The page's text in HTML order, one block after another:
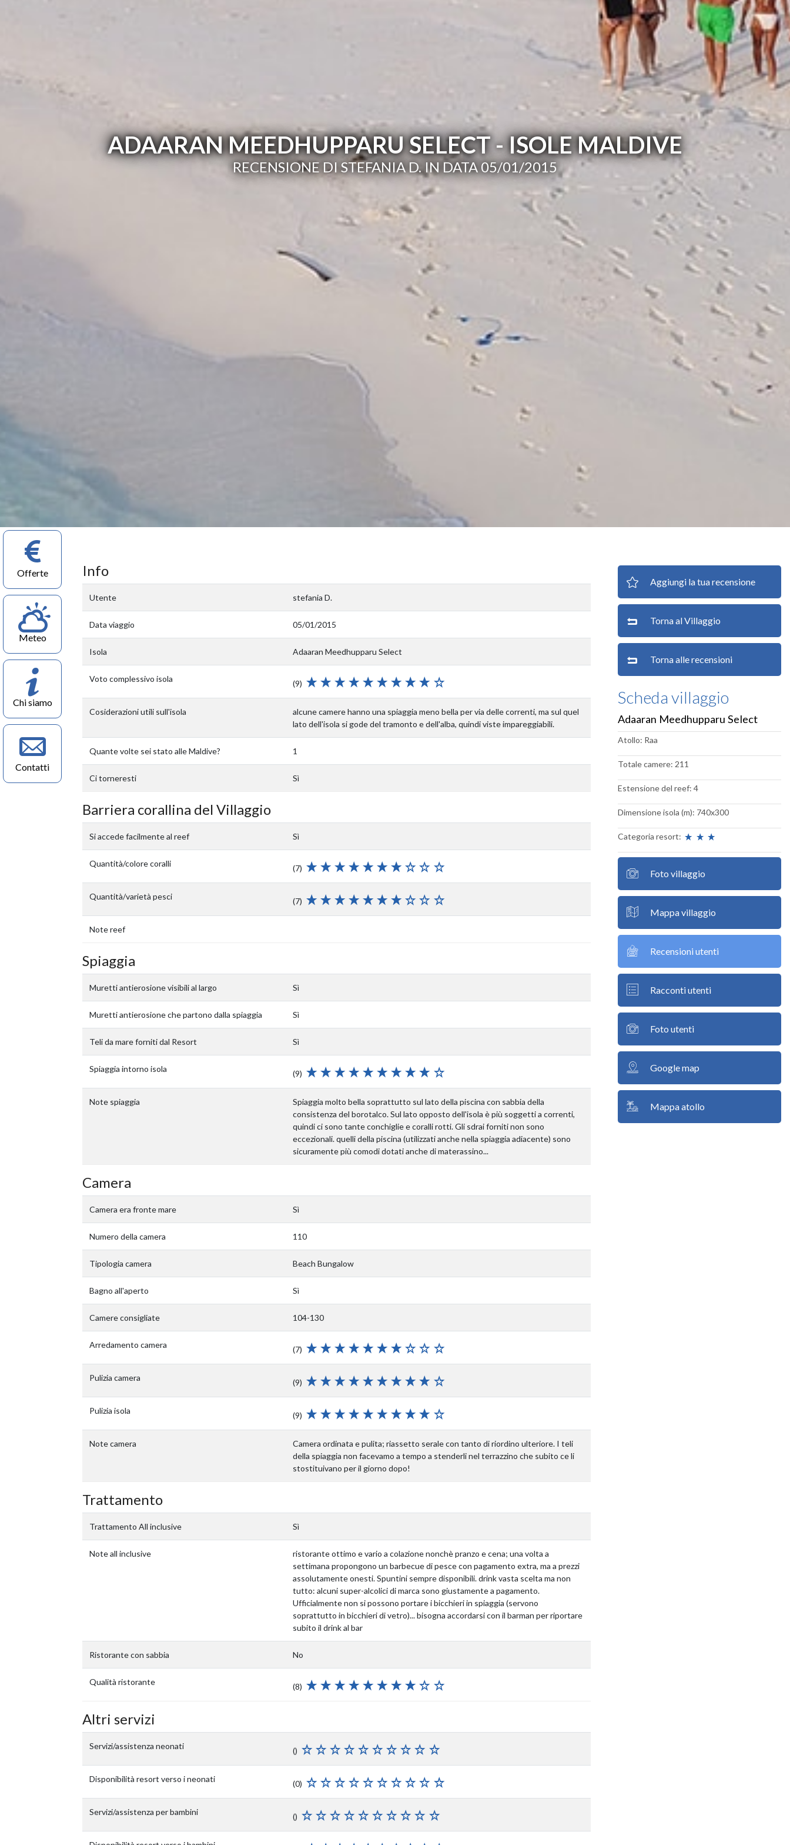
ADAARAN MEEDHUPPARU SELECT - ISOLE MALDIVE
RECENSIONE DI STEFANIA D. IN DATA 05/01/2015
Offerte
Meteo
Chi siamo
Contatti
Aggiungi la tua recensione
Torna al Villaggio
Torna alle recensioni
Scheda villaggio
Adaaran Meedhupparu Select
Atollo: Raa
Totale camere: 211
Estensione del reef: 4
Dimensione isola (m): 740x300
Categoria resort:
Foto villaggio
Mappa villaggio
Recensioni utenti
Racconti utenti
Foto utenti
Google map
Mappa atollo
Info
Utente stefania D.
Data viaggio 05/01/2015
Isola Adaaran Meedhupparu Select
Voto complessivo isola (9)
Cosiderazioni utili sull'isola
alcune camere hanno una spiaggia meno bella per via delle correnti, ma sul quel
lato dell'isola si gode del tramonto e dell'alba, quindi viste impareggiabili.
Quante volte sei stato alle Maldive? 1
Ci torneresti Sì
Barriera corallina del Villaggio
Si accede facilmente al reef Sì
Quantità/colore coralli (7)
Quantità/varietà pesci (7)
Note reef
Spiaggia
Muretti antierosione visibili al largo Sì
Muretti antierosione che partono dalla spiaggia Sì
Teli da mare forniti dal Resort Sì
Spiaggia intorno isola (9)
Note spiaggia
Spiaggia molto bella soprattutto sul lato della piscina con sabbia della
consistenza del borotalco. Sul lato opposto dell'isola è più soggetti a correnti,
quindi ci sono tante conchiglie e coralli rotti. Gli sdrai forniti non sono
eccezionali. quelli della piscina (utilizzati anche nella spiaggia adiacente) sono
sicuramente più comodi dotati anche di materassino...
Camera
Camera era fronte mare Sì
Numero della camera 110
Tipologia camera Beach Bungalow
Bagno all'aperto Sì
Camere consigliate 104-130
Arredamento camera (7)
Pulizia camera (9)
Pulizia isola (9)
Note camera
Camera ordinata e pulita; riassetto serale con tanto di riordino ulteriore. I teli
della spiaggia non facevamo a tempo a stenderli nel terrazzino che subito ce li
stostituivano per il giorno dopo!
Trattamento
Trattamento All inclusive Sì
Note all inclusive
ristorante ottimo e vario a colazione nonchè pranzo e cena; una volta a
settimana propongono un barbecue di pesce con pagamento extra, ma a prezzi
assolutamente onesti. Spuntini sempre disponibili. drink vasta scelta ma non
tutto: alcuni super-alcolici di marca sono giustamente a pagamento.
Ufficialmente non si possono portare i bicchieri in spiaggia (servono
soprattutto in bicchieri di vetro)... bisogna accordarsi con il barman per riportare
subito il drink al bar
Ristorante con sabbia No
Qualità ristorante (8)
Altri servizi
Servizi/assistenza neonati ()
Disponibilità resort verso i neonati (0)
Servizi/assistenza per bambini ()